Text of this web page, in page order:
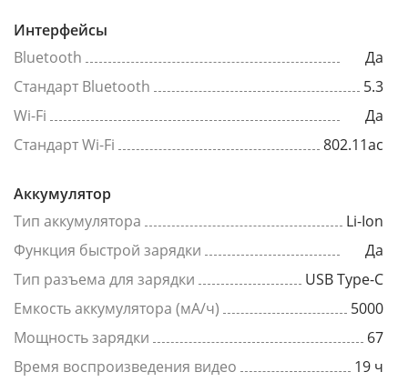
Интерфейсы
Bluetooth
Да
Стандарт Bluetooth
5.3
Wi-Fi
Да
Стандарт Wi-Fi
802.11ac
Аккумулятор
Тип аккумулятора
Li-Ion
Функция быстрой зарядки
Да
Тип разъема для зарядки
USB Type-C
Емкость аккумулятора (мА/ч)
5000
Мощность зарядки
67
Время воспроизведения видео
19 ч